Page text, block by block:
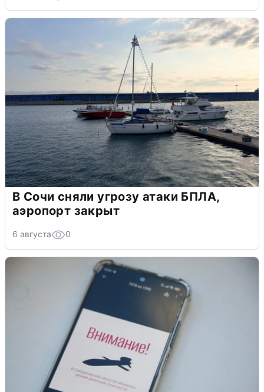
В Сочи сняли угрозу атаки БПЛА,
аэропорт закрыт
6 августа 0